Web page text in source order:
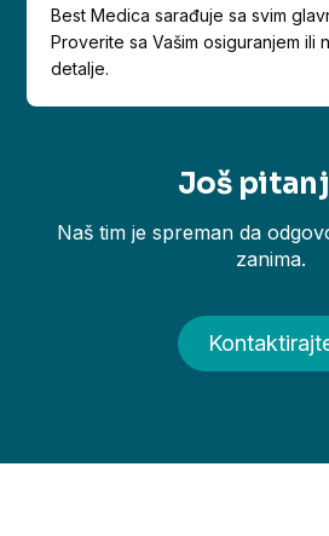
Best Medica sarađuje sa svim
Proverite sa Vašim osiguranjem ili
detalje.
Još
Naš tim je spreman da
zanima.